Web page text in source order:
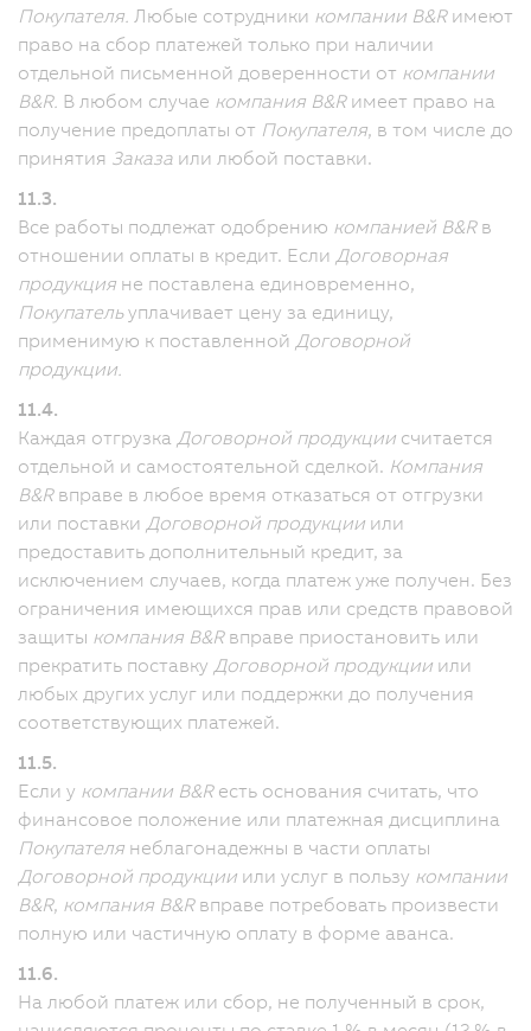
Покупателя. Любые сотрудники компании B&Rимеют
право на сбор платежей только при наличии
отдельной письменной доверенности от компании
B&R. В любом случае компания B&Rимеет право на
получение предоплаты от Покупателя, в том числе до
принятия Заказа или любой поставки.
11.3.
Все работы подлежат одобрению компанией B&Rв
отношении оплаты в кредит. Если Договорная
продукция не поставлена единовременно,
Покупательуплачивает цену за единицу,
применимую к поставленной Договорной
продукции.
11.4.
Каждая отгрузка Договорной продукции считается
отдельной и самостоятельной сделкой. Компания
B&Rвправе в любое время отказаться от отгрузки
или поставки Договорной продукции или
предоставить дополнительный кредит, за
исключением случаев, когда платеж уже получен. Без
ограничения имеющихся прав или средств правовой
защиты компания B&Rвправе приостановить или
прекратить поставку Договорной продукции или
любых других услуг или поддержки до получения
соответствующих платежей.
11.5.
Если у компании B&Rесть основания считать, что
финансовое положение или платежная дисциплина
Покупателя неблагонадежны в части оплаты
Договорной продукции или услуг в пользу компании
B&R, компания B&Rвправе потребовать произвести
полную или частичную оплату в форме аванса.
11.6.
На любой платеж или сбор, не полученный в срок,